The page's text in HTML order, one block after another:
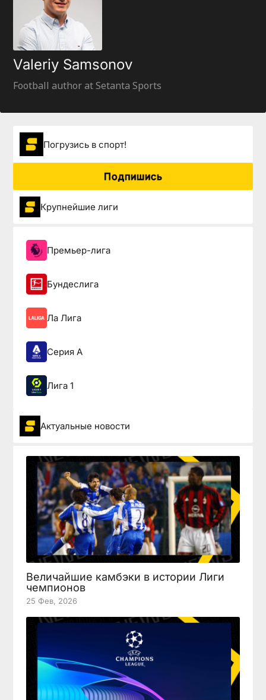
Valeriy Samsonov
Football author at Setanta Sports
Погрузиcь в спорт!
Подпишись
Крупнейшие лиги
Премьер-лига
Бундеслига
Ла Лига
Серия А
Лига 1
Актуальные новости
Величайшие камбэки в истории Лиги
чемпионов
25 Фев, 2026